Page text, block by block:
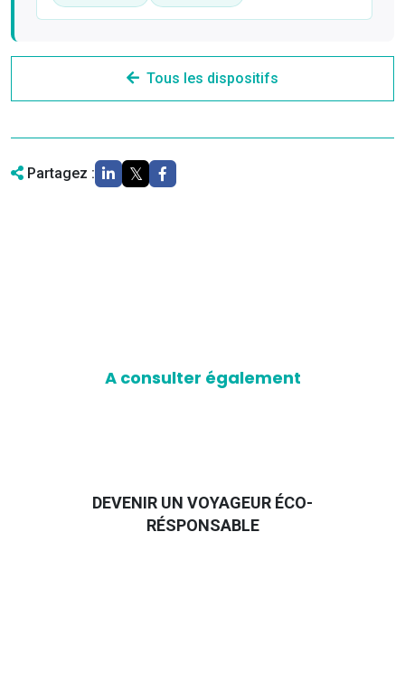
Tous les dispositifs
Partagez :
A consulter également
DEVENIR UN VOYAGEUR ÉCO-
RÉSPONSABLE